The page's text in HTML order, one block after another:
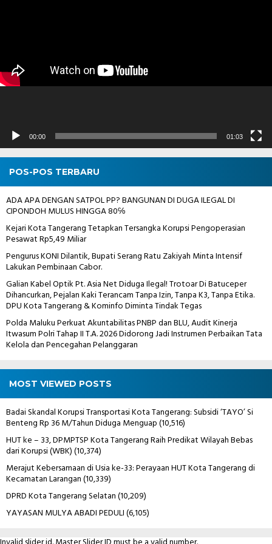
00:00 01:03
POS-POS TERBARU
ADA APA DENGAN SATPOL PP? BANGUNAN DI DUGA ILEGAL DI
CIPONDOH MULUS HINGGA 80℅
Kejari Kota Tangerang Tetapkan Tersangka Korupsi Pengoperasian
Pesawat Rp5,49 Miliar
Pengurus KONI Dilantik, Bupati Serang Ratu Zakiyah Minta Intensif
Lakukan Pembinaan Cabor.
Galian Kabel Optik Pt. Asia Net Diduga Ilegal! Trotoar Di Batuceper
Dihancurkan, Pejalan Kaki Terancam Tanpa Izin, Tanpa K3, Tanpa Etika.
DPU Kota Tangerang & Kominfo Diminta Tindak Tegas
Polda Maluku Perkuat Akuntabilitas PNBP dan BLU, Audit Kinerja
Itwasum Polri Tahap II T.A. 2026 Didorong Jadi Instrumen Perbaikan Tata
Kelola dan Pencegahan Pelanggaran
MOST VIEWED POSTS
Badai Skandal Korupsi Transportasi Kota Tangerang: Subsidi ‘TAYO’ Si
Benteng Rp 36 M/Tahun Diduga Menguap(10,516)
HUT ke – 33, DPMPTSP Kota Tangerang Raih Predikat Wilayah Bebas
dari Korupsi (WBK)(10,374)
Merajut Kebersamaan di Usia ke-33: Perayaan HUT Kota Tangerang di
Kecamatan Larangan(10,339)
DPRD Kota Tangerang Selatan(10,209)
YAYASAN MULYA ABADI PEDULI(6,105)